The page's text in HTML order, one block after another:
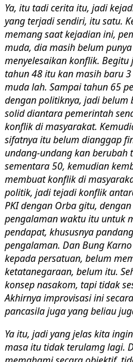
Ya, itu tadi cerita itu, jadi
yang terjadi sendiri, itu satu.
memang saat kejadian ini,
muda, dia masih belum
menyelesaikan konflik. Begitu
tahun 48 itu kan masih baru
muda lah. Sampai tahun 65
dengan politiknya, jadi belum
solid diantara pemerintah
konflik di masyarakat.
sifatnya itu belum dianggap
undang-undang kan berubah
sementara 50, kemudian
membuat konflik di
politik, jadi tejadi konflik
PKI dengan Orba gitu,
pengalaman waktu itu untuk
pendapat, khususnya
pengalaman. Dan Bung
kepada persatuan, belum
ketatanegaraan, belum itu.
konsep nasakom, tapi tidak
Akhirnya improvisasi ini
pancasila juga yang beliau
Ya itu, jadi yang jelas kita
masa itu tidak terulamg lagi.